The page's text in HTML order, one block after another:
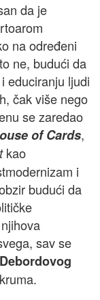
da je
na određeni
ne, budući da
educiranju ljudi
čak više nego
se zaredao
of Cards,
kao
i
budući da
sav se
Debordovog